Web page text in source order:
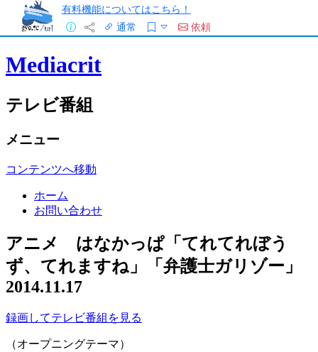
有料機能についてはこちら！
通常
依頼